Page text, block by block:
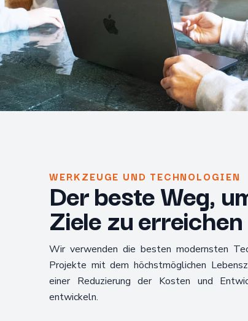
WERKZEUGE UND TECHNOLOGIEN
Der beste Weg,
Ziele zu erreichen
Wir verwenden die besten modernsten
Projekte mit dem höchstmöglichen
einer Reduzierung der Kosten und
entwickeln.